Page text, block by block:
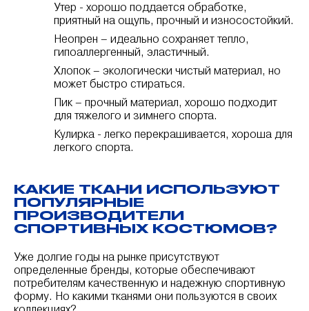
Утер - хорошо поддается обработке,
приятный на ощупь, прочный и износостойкий.
Неопрен – идеально сохраняет тепло,
гипоаллергенный, эластичный.
Хлопок – экологически чистый материал, но
может быстро стираться.
Пик – прочный материал, хорошо подходит
для тяжелого и зимнего спорта.
Кулирка - легко перекрашивается, хороша для
легкого спорта.
КАКИЕ ТКАНИ ИСПОЛЬЗУЮТ
ПОПУЛЯРНЫЕ
ПРОИЗВОДИТЕЛИ
СПОРТИВНЫХ КОСТЮМОВ?
Уже долгие годы на рынке присутствуют
определенные бренды, которые обеспечивают
потребителям качественную и надежную спортивную
форму. Но какими тканями они пользуются в своих